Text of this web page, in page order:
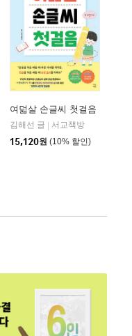
아울북
여덟살 손글씨 첫걸음
김해선 글
서교책방
15,120원 (10% 할인)